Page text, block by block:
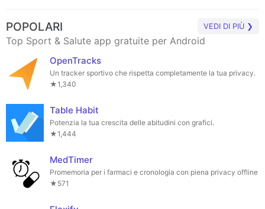
POPOLARI VEDI DI PIÙ ❯
Top Sport & Salute app gratuite per Android
OpenTracks
Un tracker sportivo che rispetta completamente la tua privacy.
★1,340
Table Habit
Potenzia la tua crescita delle abitudini con grafici.
★1,444
MedTimer
Promemoria per i farmaci e cronologia con piena privacy offline
★571